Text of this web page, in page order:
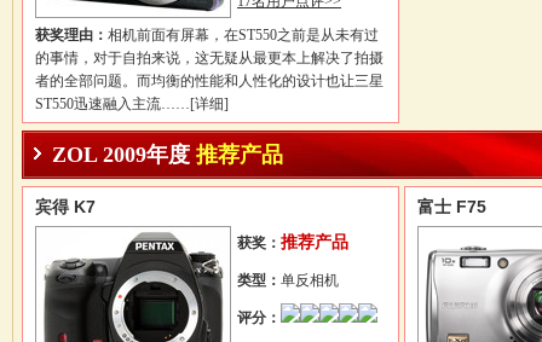
获奖理由： 相机前面有屏幕，在ST550之前是从未有过
的事情，对于自拍来说，这无疑从最更本上解决了拍摄
者的全部问题。而均衡的性能和人性化的设计也让三星
ST550迅速融入主流……[详细]
ZOL 2009年度 推荐产品
宾得 K7
获奖： 推荐产品
类型： 单反相机
评分：
富士 F75